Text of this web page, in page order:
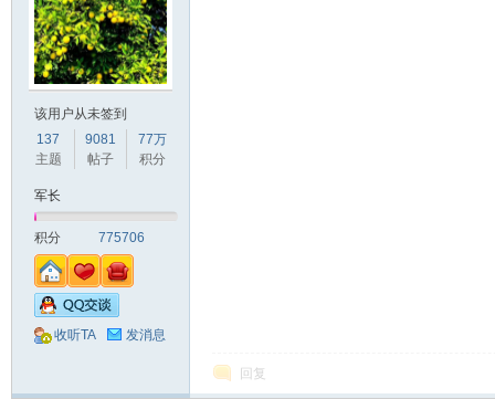
该用户从未签到
137
主题
9081
帖子
77万
积分
军长
积分 775706
收听TA 发消息
回复